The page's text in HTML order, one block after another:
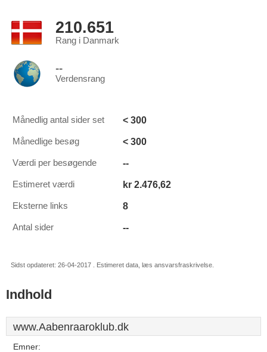
210.651
Rang i Danmark
--
Verdensrang
Månedlig antal sider set < 300
Månedlige besøg < 300
Værdi per besøgende --
Estimeret værdi kr 2.476,62
Eksterne links 8
Antal sider --
Sidst opdateret: 26-04-2017 . Estimeret data, læs ansvarsfraskrivelse.
Indhold
www.Aabenraaroklub.dk
Emner: